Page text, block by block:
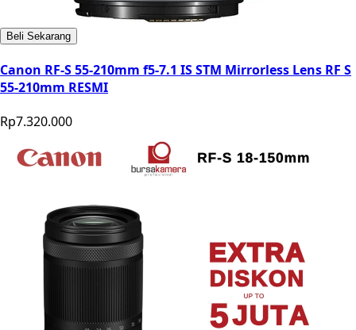
Beli Sekarang
Canon RF-S 55-210mm f5-7.1 IS STM Mirrorless Lens RF S
55-210mm RESMI
Rp7.320.000